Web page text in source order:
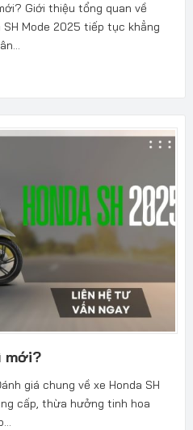
Giới thiệu tổng quan về
SH Mode 2025 tiếp tục khẳng
mới?
giá chung về xe Honda SH
cấp, thừa hưởng tinh hoa